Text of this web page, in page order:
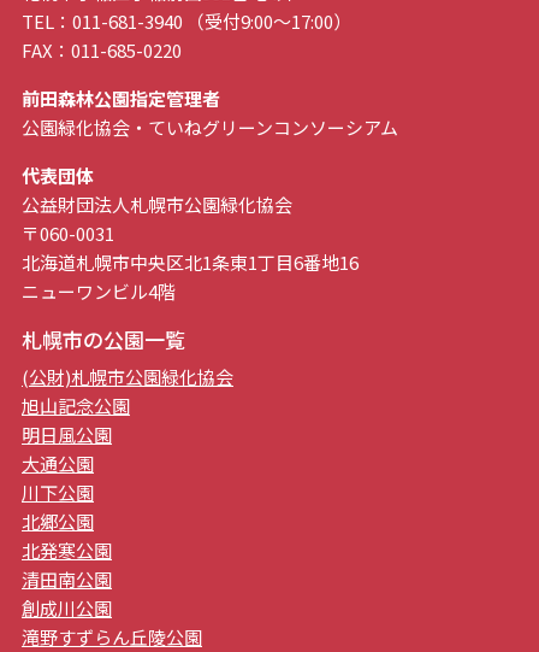
TEL：011-681-3940 （受付9:00～17:00）
FAX：011-685-0220
前田森林公園指定管理者
公園緑化協会・ていねグリーンコンソーシアム
代表団体
公益財団法人札幌市公園緑化協会
〒060-0031
北海道札幌市中央区北1条東1丁目6番地16
ニューワンビル4階
札幌市の公園一覧
(公財)札幌市公園緑化協会
旭山記念公園
明日風公園
大通公園
川下公園
北郷公園
北発寒公園
清田南公園
創成川公園
滝野すずらん丘陵公園